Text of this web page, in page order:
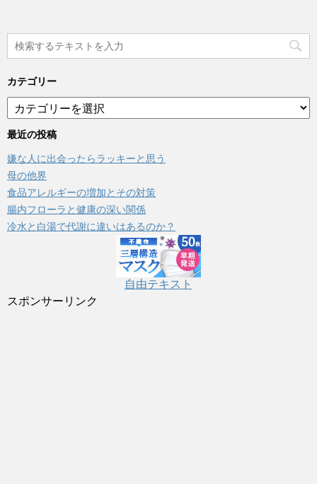
カテゴリー
テ
ゴ
ー
最近の投稿
嫌な人に出会ったらラッキーと思う
母の他界
食品アレルギーの増加とその対策
腸内フローラと健康の深い関係
冷水と白湯で代謝に違いはあるのか？
自由テキスト
スポンサーリンク